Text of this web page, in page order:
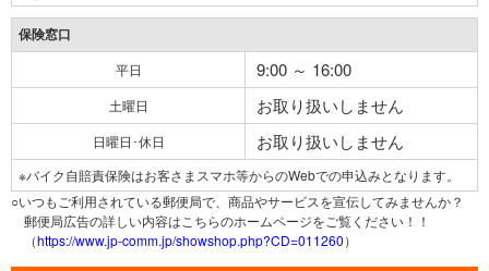
保険窓口
平日 9:00 ～ 16:00
土曜日 お取り扱いしません
日曜日･休日 お取り扱いしません
※バイク自賠責保険はお客さまスマホ等からのWebでの申込みとなります。
○いつもご利用されている郵便局で、商品やサービスを宣伝してみませんか？
郵便局広告の詳しい内容はこちらのホームページをご覧ください！！
（https://www.jp-comm.jp/showshop.php?CD=011260）